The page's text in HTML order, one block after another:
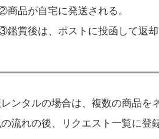
商品が自宅に発送される。
鑑賞後は、ポストに投函して返却
ンタルの場合は、複数の商品を
流れの後、リクエスト一覧に登